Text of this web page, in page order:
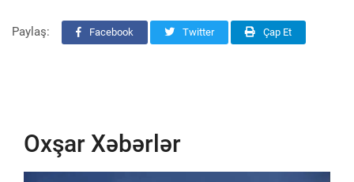
Paylaş: Facebook Twitter Çap Et
Oxşar Xəbərlər